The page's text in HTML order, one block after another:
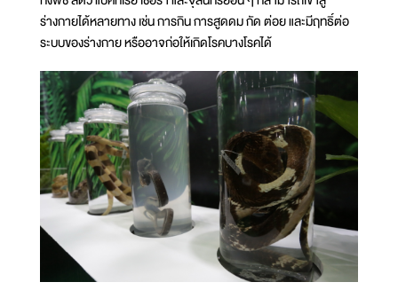
ร่างกายได้หลายทาง เช่น การกิน การสูดดม กัด ต่อย และมีฤทธิ์ต่อ
ระบบของร่างกาย หรืออาจก่อให้เกิดโรคบางโรคได้